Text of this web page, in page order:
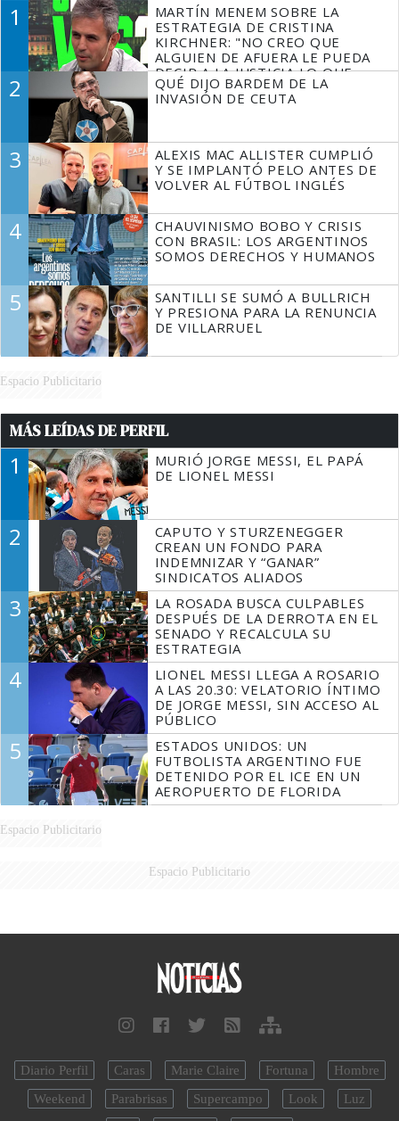
1
MARTÍN MENEM SOBRE LA
ESTRATEGIA DE CRISTINA
KIRCHNER: "NO CREO QUE
ALGUIEN DE AFUERA LE PUEDA
DECIR A LA JUSTICIA LO QUE
TIENE QUE HACER"
2
QUÉ DIJO BARDEM DE LA
INVASIÓN DE CEUTA
3
ALEXIS MAC ALLISTER CUMPLIÓ
Y SE IMPLANTÓ PELO ANTES DE
VOLVER AL FÚTBOL INGLÉS
4
CHAUVINISMO BOBO Y CRISIS
CON BRASIL: LOS ARGENTINOS
SOMOS DERECHOS Y HUMANOS
5
SANTILLI SE SUMÓ A BULLRICH
Y PRESIONA PARA LA RENUNCIA
DE VILLARRUEL
Espacio Publicitario
MÁS LEÍDAS DE PERFIL
1
MURIÓ JORGE MESSI, EL PAPÁ
DE LIONEL MESSI
2
CAPUTO Y STURZENEGGER
CREAN UN FONDO PARA
INDEMNIZAR Y “GANAR”
SINDICATOS ALIADOS
3
LA ROSADA BUSCA CULPABLES
DESPUÉS DE LA DERROTA EN EL
SENADO Y RECALCULA SU
ESTRATEGIA
4
LIONEL MESSI LLEGA A ROSARIO
A LAS 20.30: VELATORIO ÍNTIMO
DE JORGE MESSI, SIN ACCESO AL
PÚBLICO
5
ESTADOS UNIDOS: UN
FUTBOLISTA ARGENTINO FUE
DETENIDO POR EL ICE EN UN
AEROPUERTO DE FLORIDA
Espacio Publicitario
Espacio Publicitario
Diario Perfil Caras Marie Claire Fortuna
Hombre
Weekend
Parabrisas Supercampo Look
Luz